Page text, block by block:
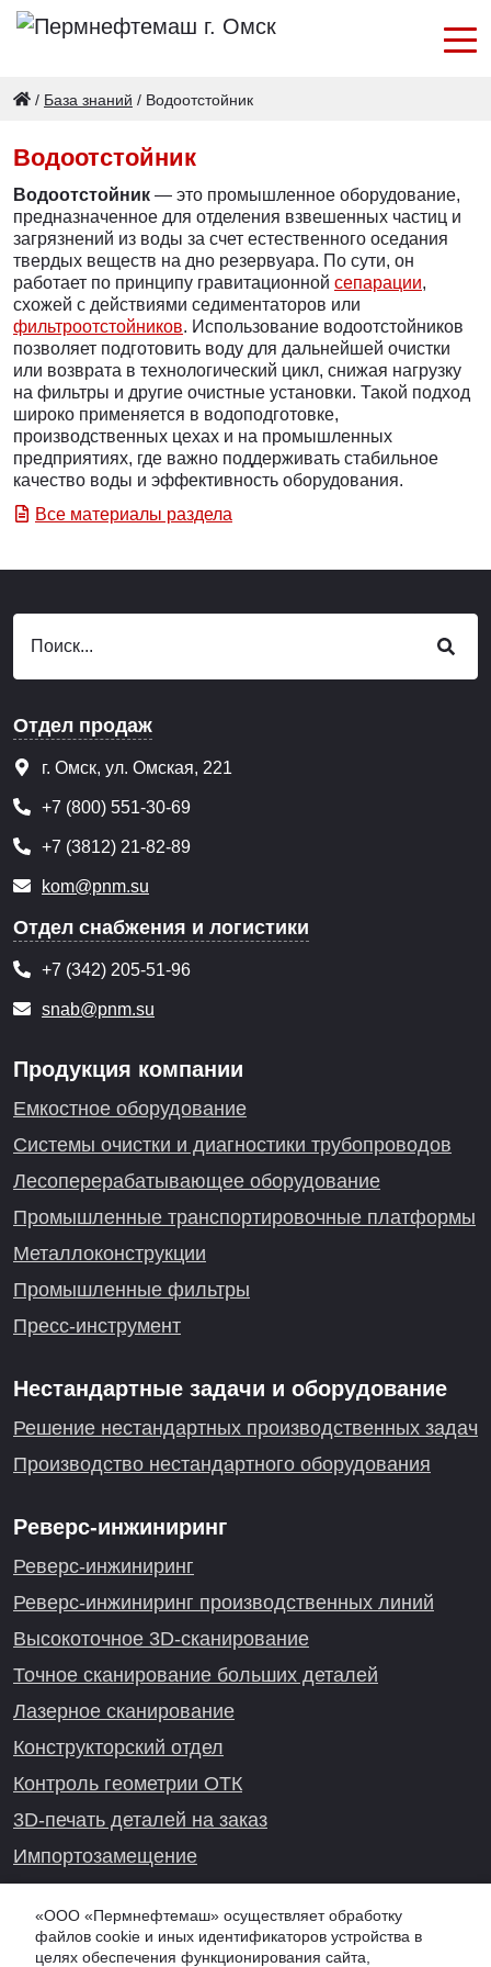
/ База знаний / Водоотстойник
Водоотстойник
Водоотстойник — это промышленное оборудование,
предназначенное для отделения взвешенных частиц и
загрязнений из воды за счет естественного оседания
твердых веществ на дно резервуара. По сути, он
работает по принципу гравитационной сепарации,
схожей с действиями седиментаторов или
фильтроотстойников. Использование водоотстойников
позволяет подготовить воду для дальнейшей очистки
или возврата в технологический цикл, снижая нагрузку
на фильтры и другие очистные установки. Такой подход
широко применяется в водоподготовке,
производственных цехах и на промышленных
предприятиях, где важно поддерживать стабильное
качество воды и эффективность оборудования.
Все материалы раздела
Отдел продаж
г. Омск, ул. Омская, 221
+7 (800) 551-30-69
+7 (3812) 21-82-89
kom@pnm.su
Отдел снабжения и логистики
+7 (342) 205-51-96
snab@pnm.su
Продукция компании
Емкостное оборудование
Системы очистки и диагностики трубопроводов
Лесоперерабатывающее оборудование
Промышленные транспортировочные платформы
Металлоконструкции
Промышленные фильтры
Пресс-инструмент
Нестандартные задачи и оборудование
Решение нестандартных производственных задач
Производство нестандартного оборудования
Реверс-инжиниринг
Реверс-инжиниринг
Реверс-инжиниринг производственных линий
Высокоточное 3D-сканирование
Точное сканирование больших деталей
Лазерное сканирование
Конструкторский отдел
Контроль геометрии ОТК
3D-печать деталей на заказ
Импортозамещение
«ООО «Пермнефтемаш» осуществляет обработку
файлов cookie и иных идентификаторов устройства в
целях обеспечения функционирования сайта,